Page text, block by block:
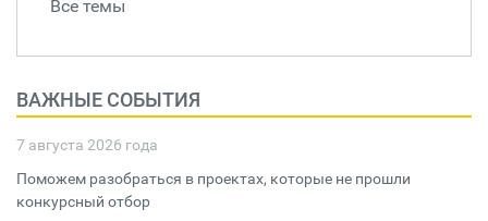
Все темы
ВАЖНЫЕ СОБЫТИЯ
7 августа 2026 года
Поможем разобраться в проектах, которые не прошли
конкурсный отбор